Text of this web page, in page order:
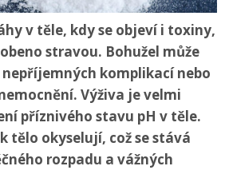
v těle, kdy se objeví i toxiny,
stravou. Bohužel může
komplikací nebo
Výživa je velmi
příznivého stavu pH v těle.
tělo okyselují, což se stává
rozpadu a vážných